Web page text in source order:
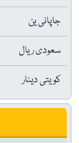
جاپانی ین
سعودی ریال
کویتی دینار